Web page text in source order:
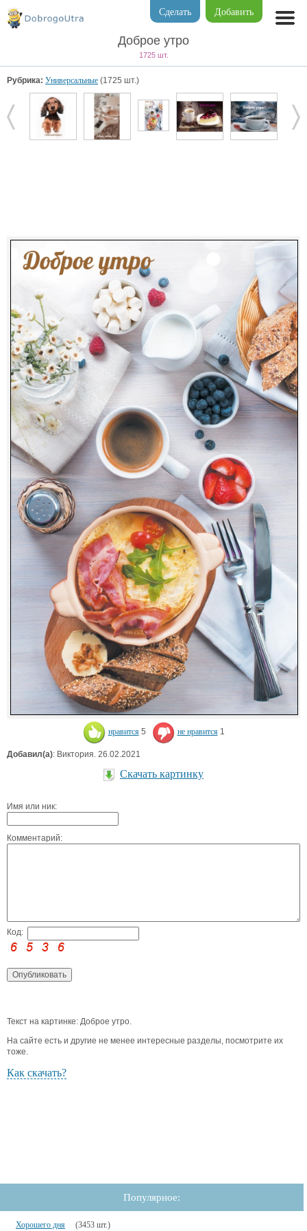
Добавить
Сделать
Доброе утро
1725 шт.
Рубрика: Универсальные (1725 шт.)
нравится 5 не нравится 1
Добавил(а): Виктория. 26.02.2021
Скачать картинку
Имя или ник:
Комментарий:
Код:
Текст на картинке: Доброе утро.
На сайте есть и другие не менее интересные разделы, посмотрите их
тоже.
Как скачать?
Популярное:
Хорошего дня (3453 шт.)